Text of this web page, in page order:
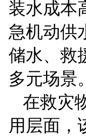
装水成本
急机动供
储水、救
多元场景。
在救灾
用层面，